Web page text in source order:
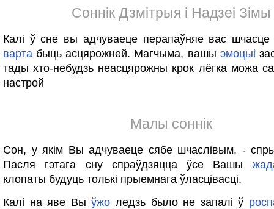
Соннік Дзмітрыя і Надзеі Зімы
Калі ў сне вы адчуваеце перапаўняе вас
варта быць асцярожней. Магчыма, вашы эмоцыі
тады хто-небудзь неасцярожны крок лёгка можа
настрой
Малы соннік
Сон, у якім Вы адчуваеце сябе шчаслівым, -
Пасля гэтага сну спраўдзяцца ўсе Вашы
клопаты будуць толькі прыемнага ўласцівасці.
Калі на яве Выўжо ледзь было не запалі ў